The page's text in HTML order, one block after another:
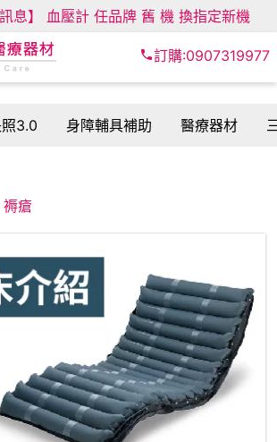
訊息】 血壓計 任品牌 舊 機 換指定新機
訂購:0907319977
3.0 身障輔具補助 醫療器材
褥瘡